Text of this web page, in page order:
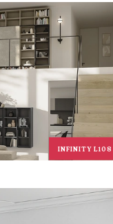
INFINITY L108